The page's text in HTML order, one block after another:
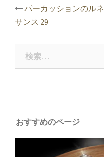
投
稿
ナ
シ
パーカッションのルネ
サンス 29
おすすめのページ